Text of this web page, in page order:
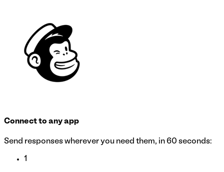
Connect to any app
Send responses wherever you need them, in 60 seconds:
1